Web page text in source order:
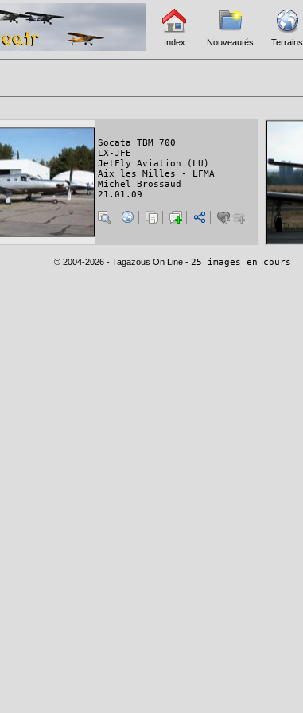
Index Nouveautés Terrains
Socata TBM 700
LX-JFE
JetFly Aviation (LU)
Aix les Milles - LFMA
Michel Brossaud
21.01.09
© 2004-2026 - Tagazous On Line - 25 images en cours